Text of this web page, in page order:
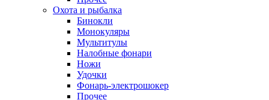
Охота и рыбалка
Бинокли
Монокуляры
Мультитулы
Налобные фонари
Ножи
Удочки
Фонарь-электрошокер
Прочее